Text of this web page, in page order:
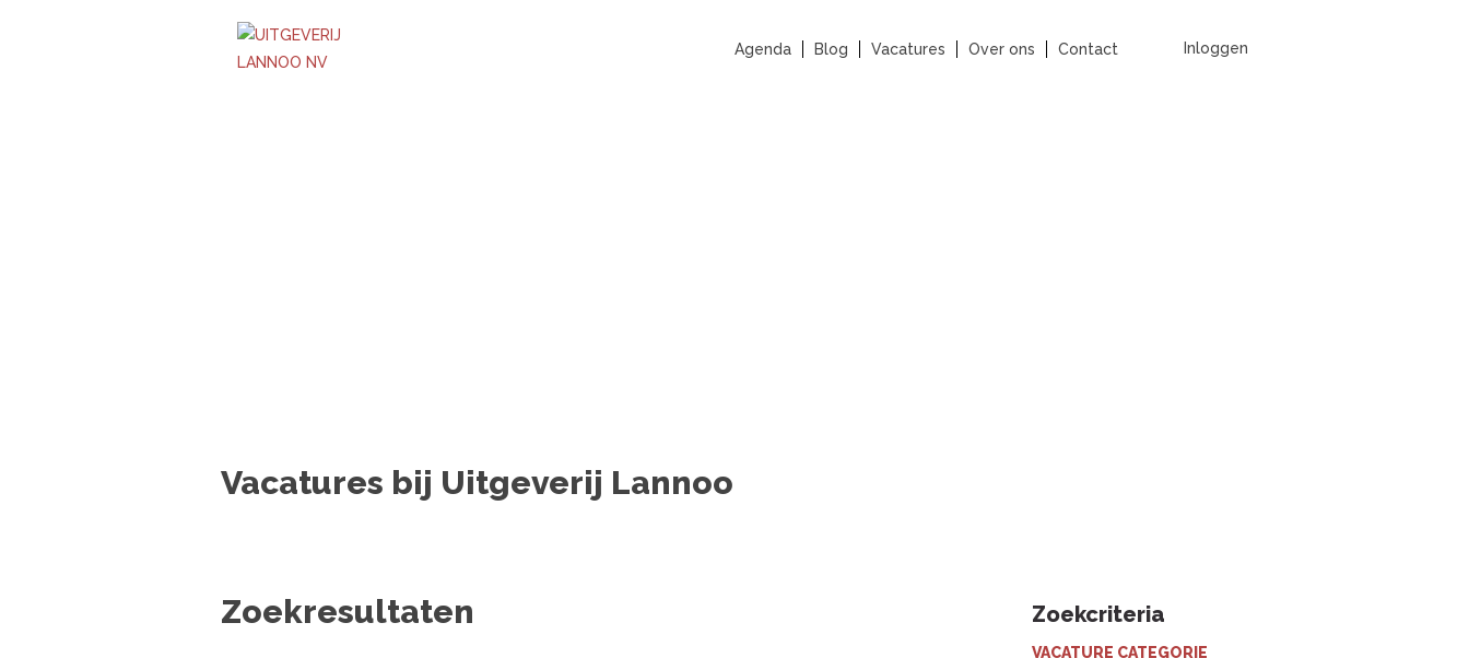
Inloggen
Agenda Blog Vacatures Over ons Contact
Vacatures bij Uitgeverij Lannoo
Zoekresultaten Zoekcriteria
VACATURE CATEGORIE